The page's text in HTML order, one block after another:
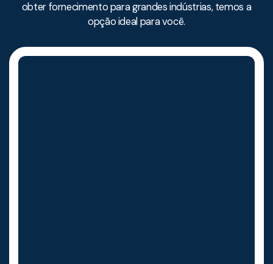
obter fornecimento para grandes indústrias, temos a
opção ideal para você.